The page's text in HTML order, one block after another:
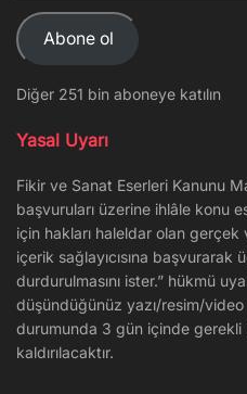
Adresi
Abone ol
Diğer 251 bin aboneye katılın
Yasal Uyarı
Fikir ve Sanat Eserleri Kanunu
başvuruları üzerine ihlâle konu
için hakları haleldar olan
içerik sağlayıcısına başvurarak
durdurulmasını ister.” hükmü
düşündüğünüz yazı/resim/
durumunda 3 gün içinde gerekli
kaldırılacaktır.